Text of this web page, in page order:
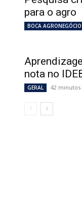
para o agro
BOCA AGRONEGÓCIO
nota no
GERAL 42 minutos